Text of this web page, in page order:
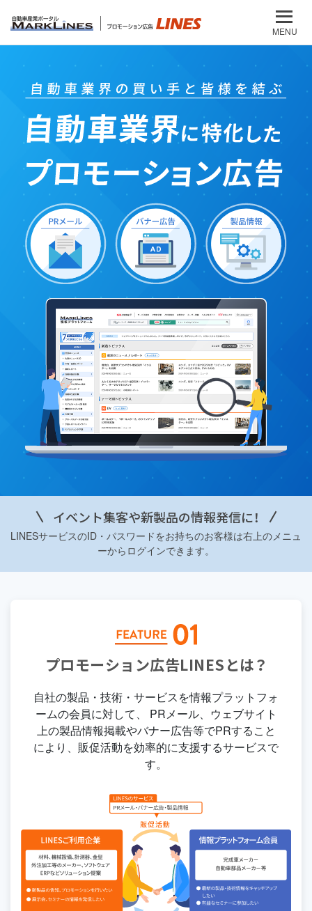
イベント集客や新製品の情報発信に！
LINESサービスのID・パスワードをお持ちのお客様は右上のメニュ
ーからログインできます。
プロモーション広告LINESとは？
自社の製品・技術・サービスを情報プラットフォ
ームの会員に対して、 PRメール、ウェブサイト
上の製品情報掲載やバナー広告等でPRすること
により、販促活動を効率的に支援するサービスで
す。